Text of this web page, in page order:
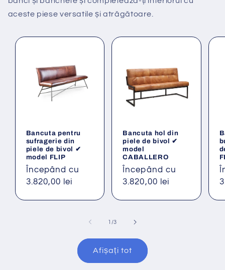
aceste piese versatile și atrăgătoare.
Bancuta pentru
sufragerie din
piele de bivol ✔
model FLIP
Preț
obișnuit
Începând cu
3.820,00 lei
Bancuta hol din
piele de bivol ✔
model
CABALLERO
Preț
obișnuit
Începând cu
3.820,00 lei
1 /din
3
Afișați tot